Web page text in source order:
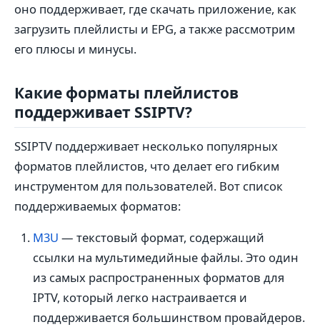
оно поддерживает, где скачать приложение, как
загрузить плейлисты и EPG, а также рассмотрим
его плюсы и минусы.
Какие форматы плейлистов
поддерживает SSIPTV?
SSIPTV поддерживает несколько популярных
форматов плейлистов, что делает его гибким
инструментом для пользователей. Вот список
поддерживаемых форматов:
M3U — текстовый формат, содержащий
ссылки на мультимедийные файлы. Это один
из самых распространенных форматов для
IPTV, который легко настраивается и
поддерживается большинством провайдеров.